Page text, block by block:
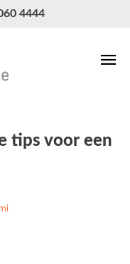
4444
tips voor een